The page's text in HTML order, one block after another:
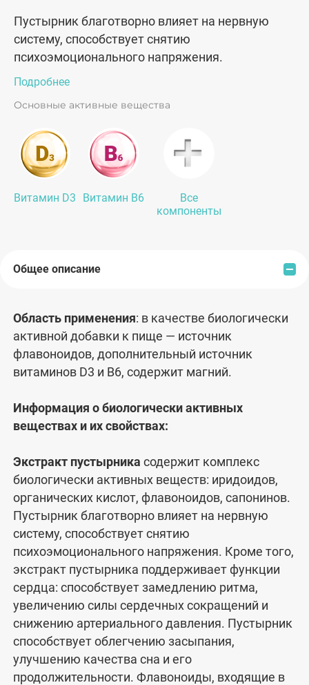
Пустырник благотворно влияет на нервную
систему, способствует снятию
психоэмоционального напряжения.
Подробнее
Основные активные вещества
Витамин D3 Витамин В6
Все
компоненты
Общее описание
Область применения: в качестве биологически
активной добавки к пище — источник
флавоноидов, дополнительный источник
витаминов D3 и В6, содержит магний.
Информация о биологически активных
веществах и их свойствах:
Экстракт пустырника содержит комплекс
биологически активных веществ: иридоидов,
органических кислот, флавоноидов, сапонинов.
Пустырник благотворно влияет на нервную
систему, способствует снятию
психоэмоционального напряжения. Кроме того,
экстракт пустырника поддерживает функции
сердца: способствует замедлению ритма,
увеличению силы сердечных сокращений и
снижению артериального давления. Пустырник
способствует облегчению засыпания,
улучшению качества сна и его
продолжительности. Флавоноиды, входящие в